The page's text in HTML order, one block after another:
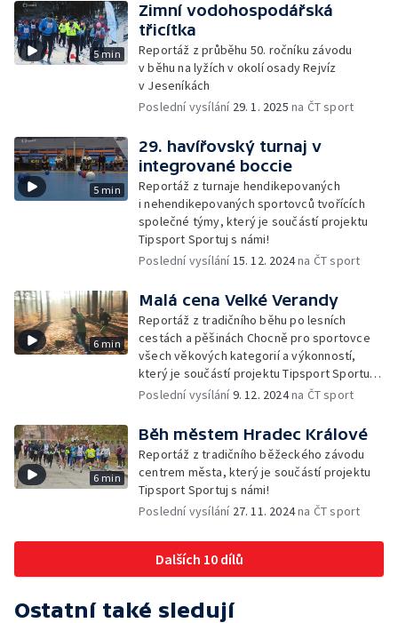
5 min
Zimní vodohospodářská
třicítka
Reportáž z průběhu 50. ročníku závodu
v běhu na lyžích v okolí osady Rejvíz
v Jeseníkách
Poslední vysílání 29. 1. 2025 na ČT sport
5 min
29. havířovský turnaj v
integrované boccie
Reportáž z turnaje hendikepovaných
i nehendikepovaných sportovců tvořících
společné týmy, který je součástí projektu
Tipsport Sportuj s námi!
Poslední vysílání15. 12. 2024na ČT sport
6 min
Malá cena Velké Verandy
Reportáž z tradičního běhu po lesních
cestách a pěšinách Chocně pro sportovce
všech věkových kategorií a výkonností,
který je součástí projektu Tipsport Sportuj
s námi!
Poslední vysílání9. 12. 2024na ČT sport
6 min
Běh městem Hradec Králové
Reportáž z tradičního běžeckého závodu
centrem města, který je součástí projektu
Tipsport Sportuj s námi!
Poslední vysílání 27. 11. 2024na ČT sport
Dalších 10 dílů
Ostatní také sledují